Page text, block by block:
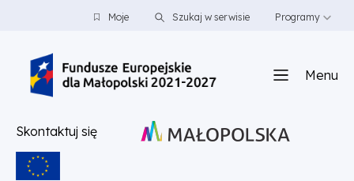
PRZEJDŹ DO TREŚCI
PRZEJDŹ DO MENUMoje Szukaj w serwisie Programy
Menu
Skontaktuj się